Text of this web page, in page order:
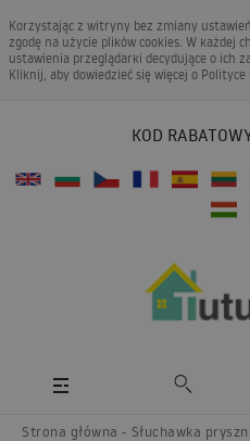
Korzystając z witryny bez zmiany
zgodę na użycie plików cookies. W każdej
ustawienia przeglądarki decydujące o ich
Kliknij, aby dowiedzieć się więcej o Polityce
KOD
Strona główna
Słuchawka